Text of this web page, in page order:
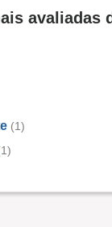
avaliadas
(1)